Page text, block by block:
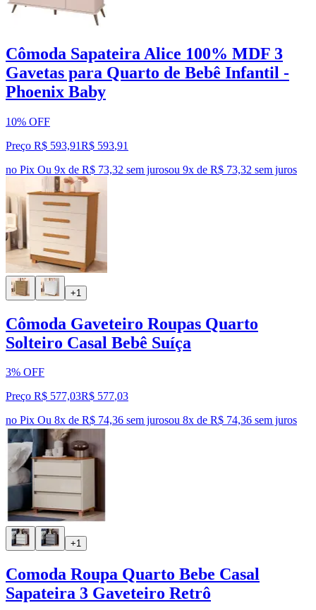
Cômoda Sapateira Alice 100% MDF 3
Gavetas para Quarto de Bebê Infantil -
Phoenix Baby
10% OFF
Preço R$ 593,91R$ 593,91
no Pix Ou 9x de R$ 73,32 sem jurosou 9x de R$ 73,32 sem juros
+1
Cômoda Gaveteiro Roupas Quarto
Solteiro Casal Bebê Suíça
3% OFF
Preço R$ 577,03R$ 577,03
no Pix Ou 8x de R$ 74,36 sem jurosou 8x de R$ 74,36 sem juros
+1
Comoda Roupa Quarto Bebe Casal
Sapateira 3 Gaveteiro Retrô